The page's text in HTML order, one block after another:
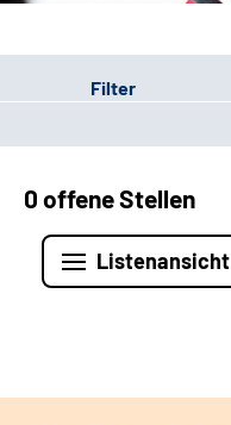
Filter
0 offene Stellen
Listenansicht